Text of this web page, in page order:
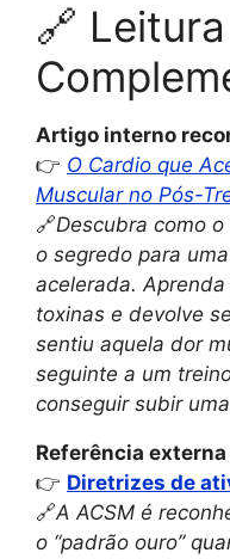
🔗 Leitura
Artigo interno
👉 O Cardio que
Muscular no Pós-
🔗Descubra como
o segredo para
acelerada.
toxinas e devolve
sentiu aquela dor
seguinte a um
conseguir subir
Referência
👉 Diretrizes de
🔗A ACSM é
o “padrão ouro”